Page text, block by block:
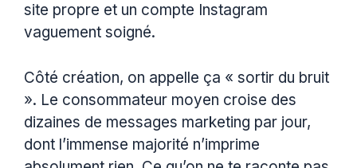
site propre et un compte Instagram
vaguement soigné.
Côté création, on appelle ça « sortir du bruit
». Le consommateur moyen croise des
dizaines de messages marketing par jour,
dont l’immense majorité n’imprime